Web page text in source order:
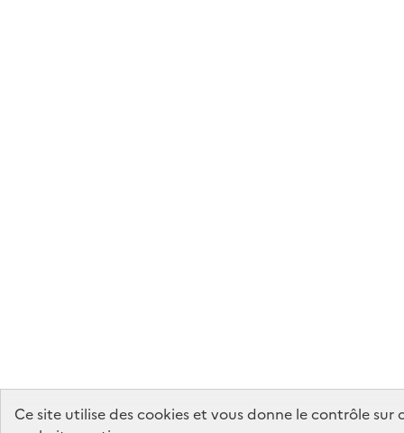
Ce site utilise des cookies et vous donne le contrôle sur